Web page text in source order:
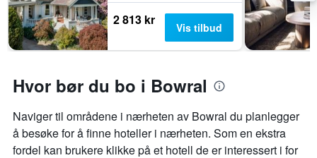
2 813 kr Vis tilbud
Hvor bør du bo i Bowral
Naviger til områdene i nærheten av Bowral du planlegger
å besøke for å finne hoteller i nærheten. Som en ekstra
fordel kan brukere klikke på et hotell de er interessert i for